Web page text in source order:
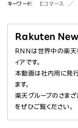
キーワード Eコマース
Rakuten
RNNは世界中の楽天
ィアです。
本動画は社内用に発
ます。
楽天グループのさまざ
をぜひご覧ください。